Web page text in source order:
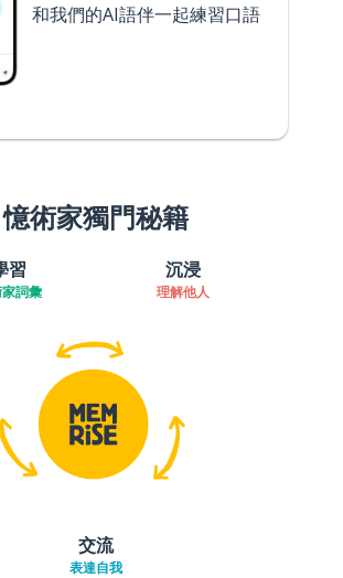
和我們的AI語伴一起練習口語
憶術家獨門秘籍
習
詞彙
沉浸
理解他人
交流
表達自我